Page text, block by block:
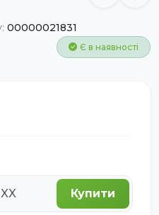
00000021831
Є в наявності
Купити